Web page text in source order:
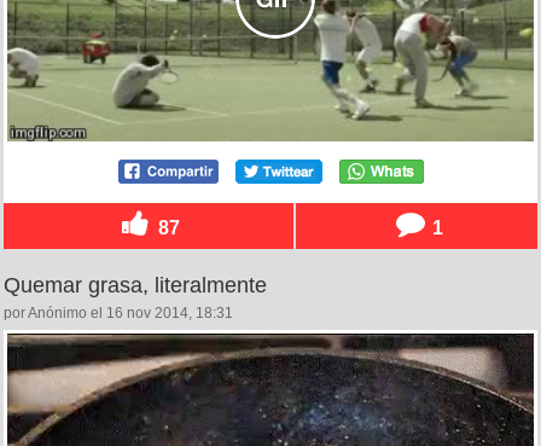
87 1
Quemar grasa, literalmente
por Anónimo el 16 nov 2014, 18:31